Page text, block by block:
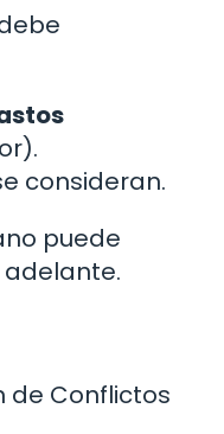
consideran.
puede
de Conflictos